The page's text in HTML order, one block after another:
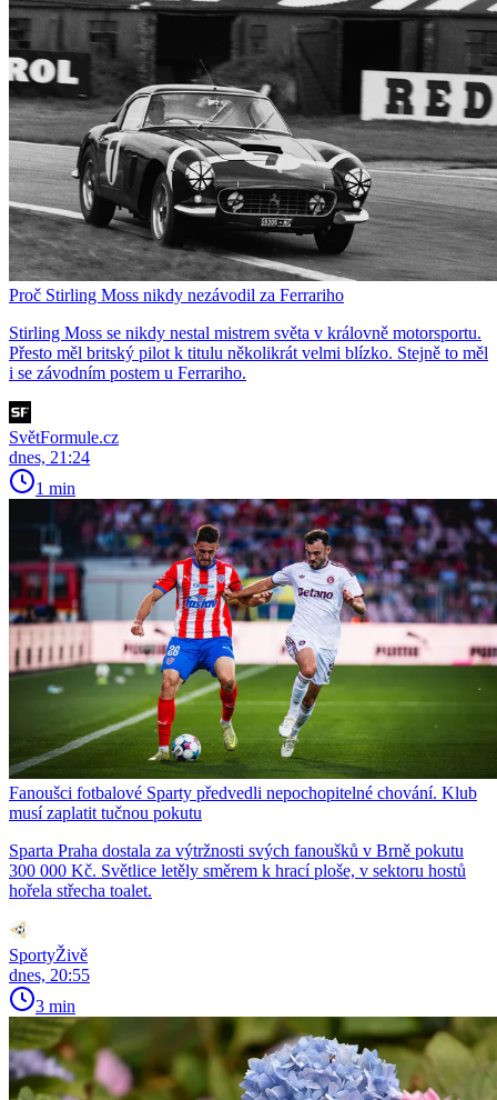
Proč Stirling Moss nikdy nezávodil za Ferrariho
Stirling Moss se nikdy nestal mistrem světa v královně motorsportu.
Přesto měl britský pilot k titulu několikrát velmi blízko. Stejně to měl
i se závodním postem u Ferrariho.
SvětFormule.cz
dnes, 21:24
1 min
Fanoušci fotbalové Sparty předvedli nepochopitelné chování. Klub
musí zaplatit tučnou pokutu
Sparta Praha dostala za výtržnosti svých fanoušků v Brně pokutu
300 000 Kč. Světlice letěly směrem k hrací ploše, v sektoru hostů
hořela střecha toalet.
SportyŽivě
dnes, 20:55
3 min